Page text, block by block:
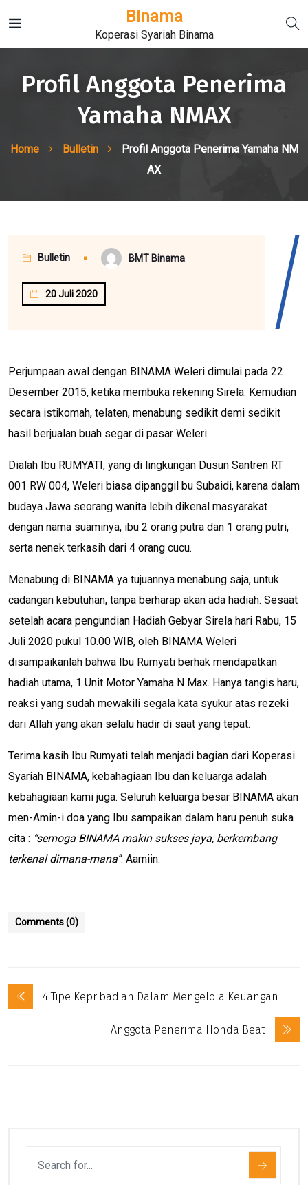
Binama
Koperasi Syariah Binama
Profil Anggota Penerima
Yamaha NMAX
Home Bulletin
Profil Anggota Penerima Yamaha NM
AX
Bulletin BMT Binama
20 Juli 2020
Perjumpaan awal dengan BINAMA Weleri dimulai pada 22
Desember 2015, ketika membuka rekening Sirela. Kemudian
secara istikomah, telaten, menabung sedikit demi sedikit
hasil berjualan buah segar di pasar Weleri.
Dialah Ibu RUMYATI, yang di lingkungan Dusun Santren RT
001 RW 004, Weleri biasa dipanggil bu Subaidi, karena dalam
budaya Jawa seorang wanita lebih dikenal masyarakat
dengan nama suaminya, ibu 2 orang putra dan 1 orang putri,
serta nenek terkasih dari 4 orang cucu.
Menabung di BINAMA ya tujuannya menabung saja, untuk
cadangan kebutuhan, tanpa berharap akan ada hadiah. Sesaat
setelah acara pengundian Hadiah Gebyar Sirela hari Rabu, 15
Juli 2020 pukul 10.00 WIB, oleh BINAMA Weleri
disampaikanlah bahwa Ibu Rumyati berhak mendapatkan
hadiah utama, 1 Unit Motor Yamaha N Max. Hanya tangis haru,
reaksi yang sudah mewakili segala kata syukur atas rezeki
dari Allah yang akan selalu hadir di saat yang tepat.
Terima kasih Ibu Rumyati telah menjadi bagian dari Koperasi
Syariah BINAMA, kebahagiaan Ibu dan keluarga adalah
kebahagiaan kami juga. Seluruh keluarga besar BINAMA akan
men-Amin-i doa yang Ibu sampaikan dalam haru penuh suka
cita : “semoga BINAMA makin sukses jaya, berkembang
terkenal dimana-mana”. Aamiin.
Comments (0)
4 Tipe Kepribadian Dalam Mengelola Keuangan
Anggota Penerima Honda Beat